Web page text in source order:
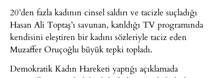
20’den fazla kadının cinsel saldırı ve tacizle suçladığı
Hasan Ali Toptaş’ı savunan, katıldığı TV programında
kendisini eleştiren bir kadını sözleriyle taciz eden
Muzaffer Oruçoğlu büyük tepki topladı.
Demokratik Kadın Hareketi yaptığı açıklamada